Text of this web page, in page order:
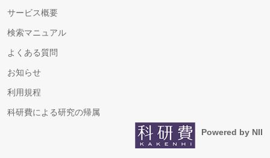
サービス概要
検索マニュアル
よくある質問
お知らせ
利用規程
科研費による研究の帰属
Powered by NII